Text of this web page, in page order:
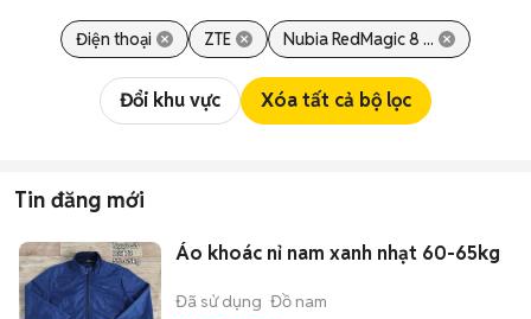
Điện thoại ZTE Nubia RedMagic 8 ...
Đổi khu vực Xóa tất cả bộ lọc
Tin đăng mới
Áo khoác nỉ nam xanh nhạt 60-65kg
Đã sử dụng Đồ nam